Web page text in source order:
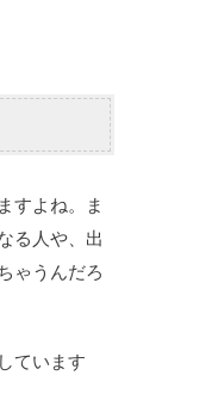
すよね。ま
る人や、出
ゃうんだろ
ています